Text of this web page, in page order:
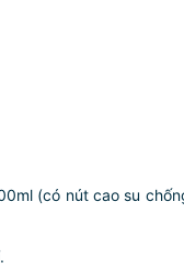
(có nút cao su